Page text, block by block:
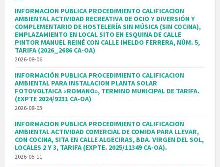
INFORMACION PUBLICA PROCEDIMIENTO CALIFICACION
AMBIENTAL ACTIVIDAD RECREATIVA DE OCIO Y DIVERSIÓN Y
COMPLEMENTARIO DE HOSTELERÍA SIN MÚSICA (SIN COCINA),
EMPLAZAMIENTO EN LOCAL SITO EN ESQUINA DE CALLE
PINTOR MANUEL REINÉ CON CALLE IMELDO FERRERA, NÚM. 5,
TARIFA (2026_2686 CA-OA)
2026-08-06
INFORMACIÓN PUBLICA PROCEDIMIENTO CALIFICACION
AMBIENTAL PARA INSTALACION PLANTA SOLAR
FOTOVOLTAICA «ROMANO», TERMINO MUNICIPAL DE TARIFA.
(EXPTE 2024/9231 CA-OA)
2026-08-03
INFORMACION PUBLICA PROCEDIMIENTO CALIFICACION
AMBIENTAL ACTIVIDAD COMERCIAL DE COMIDA PARA LLEVAR,
CON COCINA, SITA EN CALLE ALGECIRAS, BDA. VIRGEN DEL SOL,
LOCALES 2 Y 3, TARIFA (EXPTE. 2025/11349 CA-OA).
2026-05-11